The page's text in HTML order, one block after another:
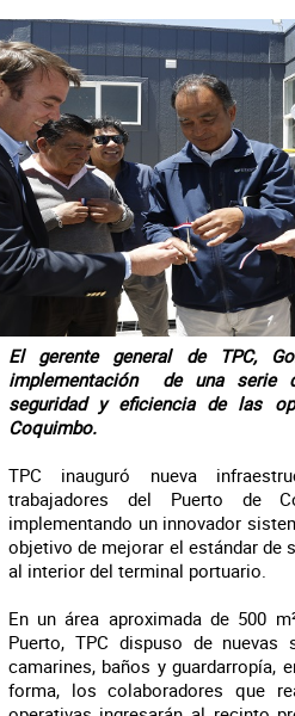
El gerente general de TPC,
implementación de una serie
seguridad y eficiencia de las
Coquimbo.
TPC inauguró nueva
trabajadores del Puerto de
implementando un innovador
objetivo de mejorar el estándar de
al interior del terminal portuario.
En un área aproximada de 500
Puerto, TPC dispuso de nuevas
camarines, baños y guardarropía,
forma, los colaboradores que